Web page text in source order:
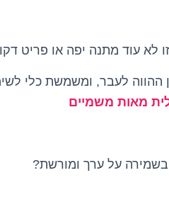
לא עוד מתנה יפה או פריט
ההווה לעבר, ומשמשת כלי
מאות משמיים
על ערך ומורשת?